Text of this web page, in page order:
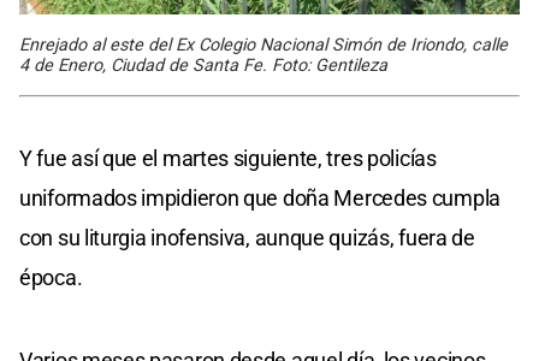
Enrejado al este del Ex Colegio Nacional Simón de Iriondo, calle
4 de Enero, Ciudad de Santa Fe. Foto: Gentileza
Y fue así que el martes siguiente, tres policías
uniformados impidieron que doña Mercedes cumpla
con su liturgia inofensiva, aunque quizás, fuera de
época.